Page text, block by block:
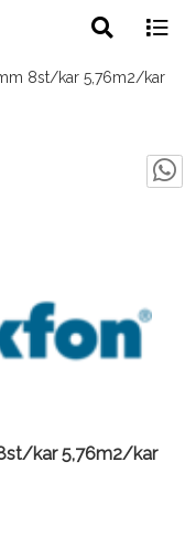
search
8st/kar 5,76m2/kar
kar 5,76m2/kar